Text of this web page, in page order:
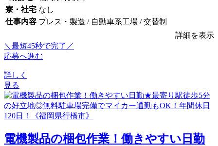
寮・社宅 なし
仕事内容 プレス・製造 / 自動車系工場 / 交替制
詳細を表示
＼最短45秒で完了／
応募へ進む
詳しく
見る
電機製品の梱包作業！働きやすい日勤